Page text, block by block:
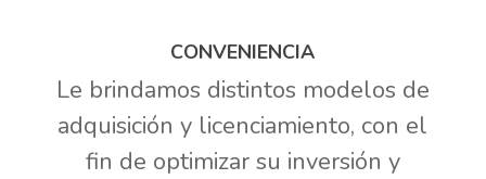
CONVENIENCIA
Le brindamos distintos modelos de
adquisición y licenciamiento, con el
fin de optimizar su inversión y